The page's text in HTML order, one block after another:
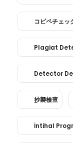
コピペチェッ
Plagiat
Detector
抄襲檢查
İntihal